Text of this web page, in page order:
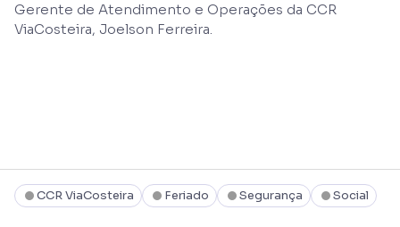
Gerente de Atendimento e Operações da CCR
ViaCosteira, Joelson Ferreira.
CCR ViaCosteira Feriado Segurança Social